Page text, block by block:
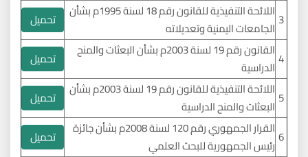
3
اللائحة التنفيذية للقانون رقم 18 لسنة 1995م بشأن
الجامعات اليمنية وتعديلاته
تحميل
4
القانون رقم 19 لسنة 2003م بشأن البعثات والمنح
الدراسية
تحميل
5
اللائحة التنفيذية للقانون رقم 19 لسنة 2003م بشأن
البعثات والمنح الدراسية
تحميل
6
القرار الجمهوري رقم 120 لسنة 2008م بشأن جائزة
رئيس الجمهورية للبحث العلمي
تحميل